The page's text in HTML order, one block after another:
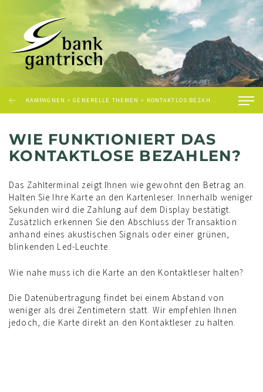
KAMPAGNEN >GENERELLE THEMEN > KONTAKTLOS BEZAHLEN WIE
WIE FUNKTIONIERT DAS
KONTAKTLOSE BEZAHLEN?
Das Zahlterminal zeigt Ihnen wie gewohnt den Betrag an.
Halten Sie Ihre Karte an den Kartenleser. Innerhalb weniger
Sekunden wird die Zahlung auf dem Display bestätigt.
Zusätzlich erkennen Sie den Abschluss der Transaktion
anhand eines akustischen Signals oder einer grünen,
blinkenden Led-Leuchte.
Wie nahe muss ich die Karte an den Kontaktleser halten?
Die Datenübertragung findet bei einem Abstand von
weniger als drei Zentimetern statt. Wir empfehlen Ihnen
jedoch, die Karte direkt an den Kontaktleser zu halten.